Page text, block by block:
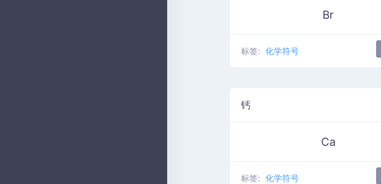
Br
标签: 化学符号
钙
Ca
标签: 化学符号